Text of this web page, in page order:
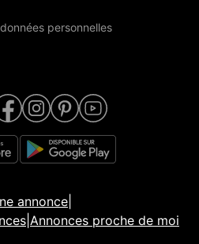
personnelles
annonce
Annonces proche de moi